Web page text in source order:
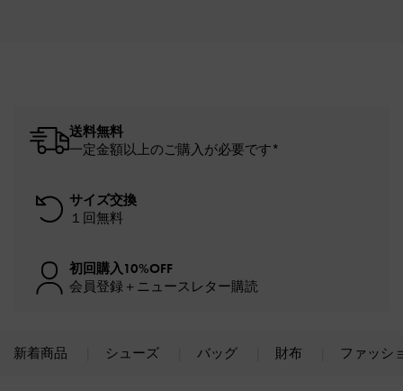
送料無料
一定金額以上のご購入が必要です*
サイズ交換
１回無料
初回購入10%OFF
会員登録＋ニュースレター購読
新着商品 シューズ バッグ 財布 ファッシ